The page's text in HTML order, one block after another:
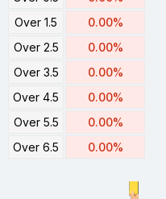
Over 1.5
0.00%
Over 2.5
0.00%
Over 3.5
0.00%
Over 4.5
0.00%
Over 5.5
0.00%
Over 6.5
0.00%